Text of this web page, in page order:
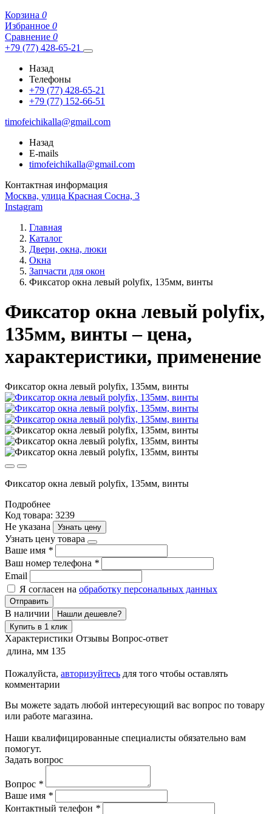
Корзина 0
Избранное 0
Сравнение 0
+79 (77) 428-65-21
Назад
Телефоны
+79 (77) 428-65-21
+79 (77) 152-66-51
timofeichikalla@gmail.com
Назад
E-mails
timofeichikalla@gmail.com
Контактная информация
Москва, улица Красная Сосна, 3
Instagram
Главная
Каталог
Двери, окна, люки
Окна
Запчасти для окон
Фиксатор окна левый polyfix, 135мм, винты
Фиксатор окна левый polyfix,
135мм, винты – цена,
характеристики, применение
Фиксатор окна левый polyfix, 135мм, винты
Фиксатор окна левый polyfix, 135мм, винты
Подробнее
Код товара: 3239
Не указана
Узнать цену
Узнать цену товара
Ваше имя *
Ваш номер телефона *
Email
Я согласен на обработку персональных данных
Отправить
В наличии
Нашли дешевле?
Купить в 1 клик
Характеристики Отзывы Вопрос-ответ
длина, мм 135
Пожалуйста, авторизуйтесь для того чтобы оставлять
комментарии
Вы можете задать любой интересующий вас вопрос по товару
или работе магазина.
Наши квалифицированные специалисты обязательно вам
помогут.
Задать вопрос
Вопрос *
Ваше имя *
Контактный телефон *